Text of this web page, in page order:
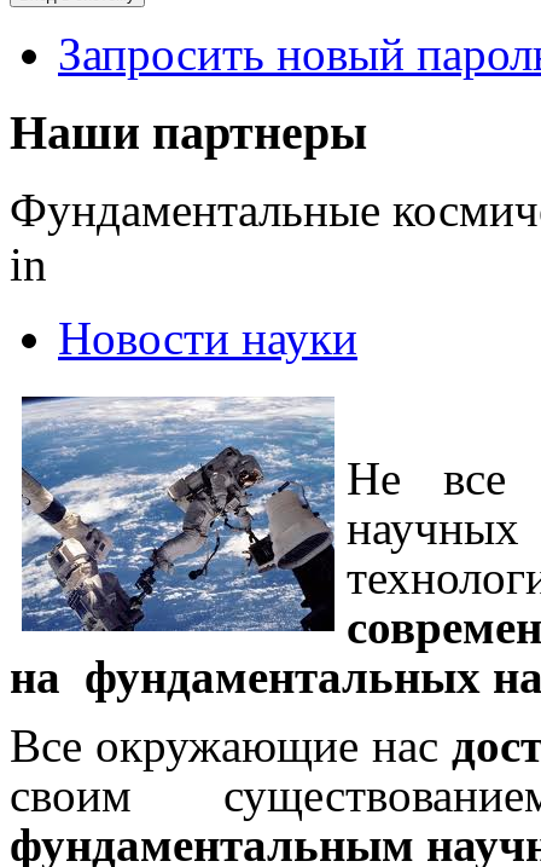
Запросить новый
Наши партнеры
Фундаментальные
in
Новости науки
Не все
на фундаментальных
Все окружающие нас
своим
фундаментальным